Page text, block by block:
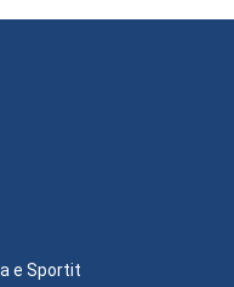
e Sportit